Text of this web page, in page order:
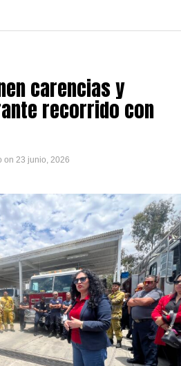
carencias y
recorrido con
on 23 junio, 2026